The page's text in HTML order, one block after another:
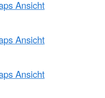
Ansicht
Ansicht
Ansicht